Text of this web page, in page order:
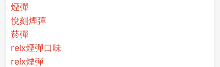
煙彈
悅刻煙彈
菸彈
relx煙彈口味
relx煙彈